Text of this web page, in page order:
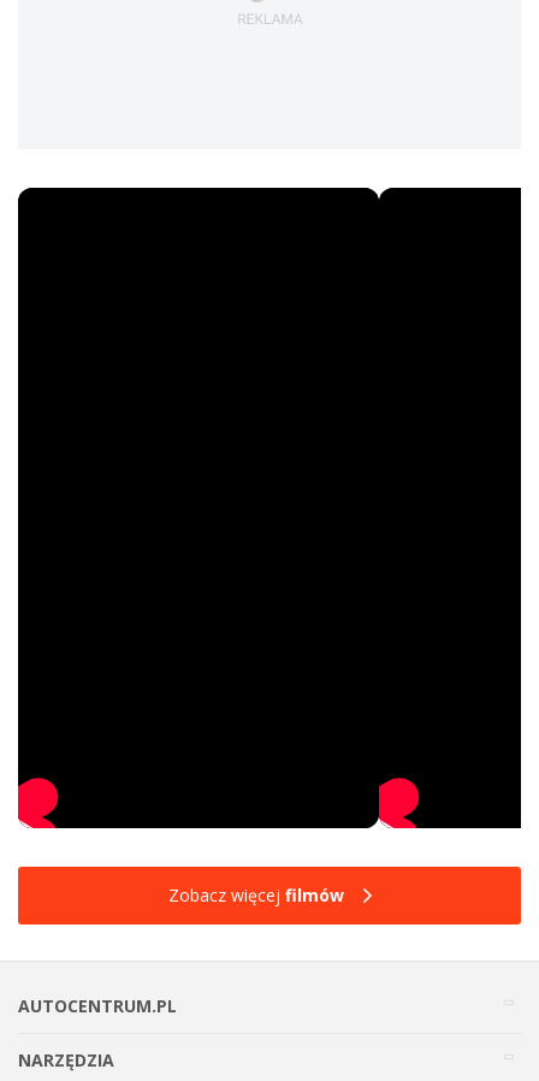
Zobacz więcej filmów
AUTOCENTRUM.PL
NARZĘDZIA